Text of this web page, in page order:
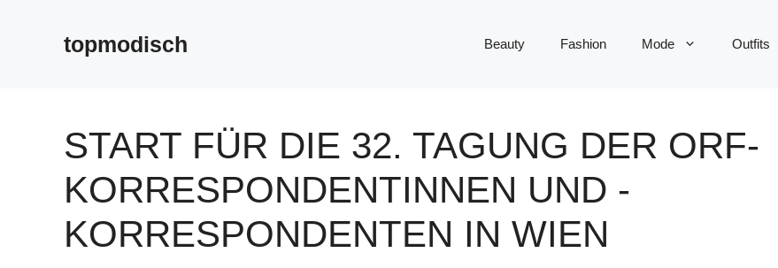
topmodisch Beauty Fashion Mode Outfits
START FÜR DIE 32. TAGUNG DER ORF-
KORRESPONDENTINNEN UND -
KORRESPONDENTEN IN WIEN